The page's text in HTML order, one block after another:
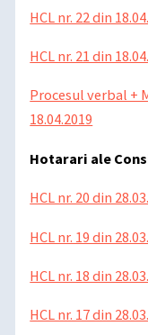
HCL nr. 22 din
HCL nr. 21 din
Procesul verbal +
18.04.2019
Hotarari ale
HCL nr. 20 din
HCL nr. 19 din
HCL nr. 18 din
HCL nr. 17 din